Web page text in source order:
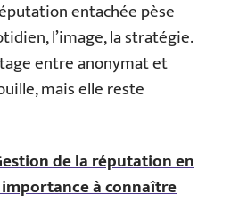
entachée pèse
l’image, la stratégie.
entre anonymat et
mais elle reste
de la réputation en
à connaître